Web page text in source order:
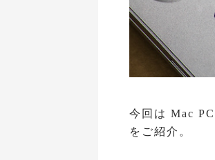
今回は Mac
をご紹介。